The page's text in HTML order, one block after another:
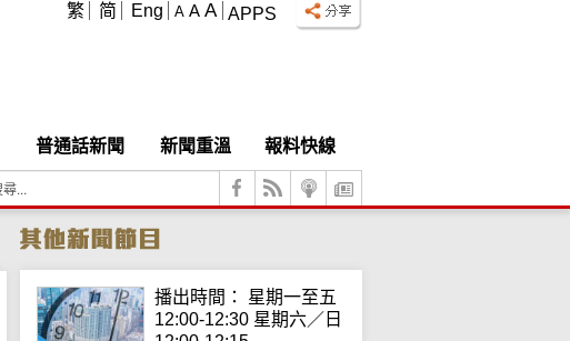
APPS
A A A
繁 简 Eng
普通話新聞 新聞重溫
報料快線
播出時間： 星期一至五
12:00-12:30 星期六／日